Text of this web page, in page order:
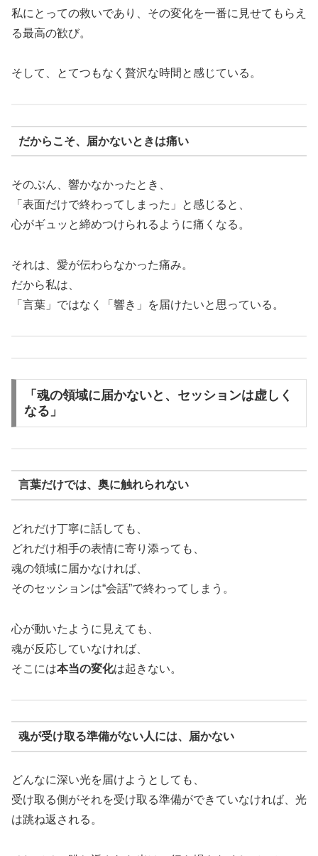
私にとっての救いであり、その変化を一番に見せてもらえ
る最高の歓び。
そして、とてつもなく贅沢な時間と感じている。
だからこそ、届かないときは痛い
そのぶん、響かなかったとき、
「表面だけで終わってしまった」と感じると、
心がギュッと締めつけられるように痛くなる。
それは、愛が伝わらなかった痛み。
だから私は、
「言葉」ではなく「響き」を届けたいと思っている。
「魂の領域に届かないと、セッションは虚しく
なる」
言葉だけでは、奥に触れられない
どれだけ丁寧に話しても、
どれだけ相手の表情に寄り添っても、
魂の領域に届かなければ、
そのセッションは“会話”で終わってしまう。
心が動いたように見えても、
魂が反応していなければ、
そこには本当の変化は起きない。
魂が受け取る準備がない人には、届かない
どんなに深い光を届けようとしても、
受け取る側がそれを受け取る準備ができていなければ、光
は跳ね返される。